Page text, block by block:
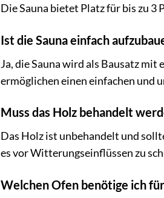
Die Sauna bietet Platz für bis zu 3
Ist die Sauna einfach
Ja, die Sauna wird als Bausatz
ermöglichen einen einfachen und
Muss das Holz behandelt
Das Holz ist unbehandelt und
es vor Witterungseinflüssen zu
Welchen Ofen benötige ich für